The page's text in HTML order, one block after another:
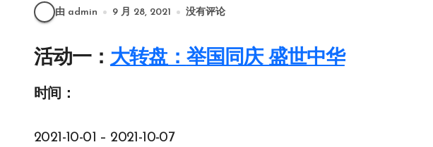
由 admin 9 月 28, 2021 没有评论
活动一： 大转盘： 举国同庆 盛世中华
时间：
2021-10-01 – 2021-10-07